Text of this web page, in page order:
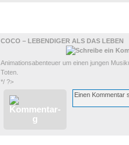
COCO – LEBENDIGER ALS DAS LEBEN
Animationsabenteuer um einen jungen
Toten.
*/ ?>